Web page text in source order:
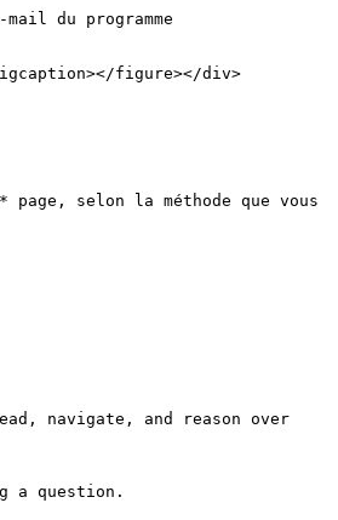
selon la méthode que vous
navigate, and reason over
a question.